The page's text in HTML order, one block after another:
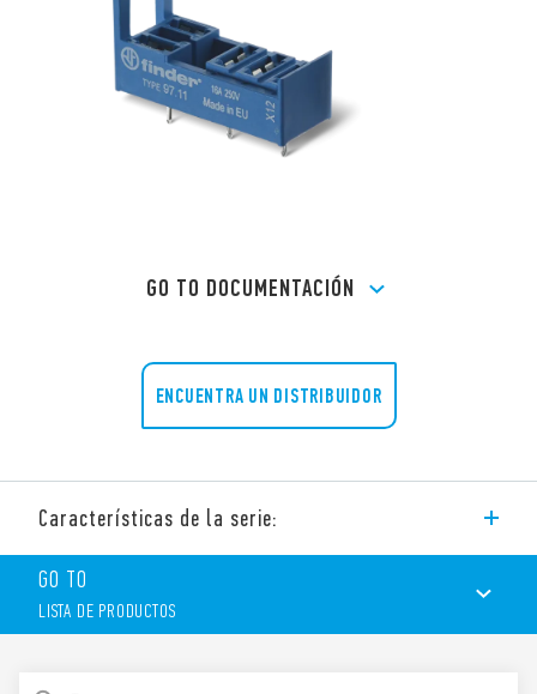
GO TO DOCUMENTACIÓN
ENCUENTRA UN DISTRIBUIDOR
Características de la serie:
Zócalo 97.11 para circuito impreso, relé tipo 46.61.
Funciones y características:
GO TO
LISTA DE PRODUCTOS